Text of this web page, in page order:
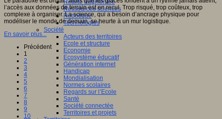
Réalité augmentée
Ressources sciences
Robotique
Technologies
Société
Acteurs des territoires
Ecole et structure
Economie
Ecosystème éducatif
Génération internet
Handicap
Mondialisation
Normes scolaires
Regards sur l’Ecole
Santé
Société connectée
Territoires et projets
l’accès aux données de terrain est en recul. Trop risqué, trop coûteux, trop
complexe à organiser. La science, qui a besoin d’ancrage physique pour
modéliser le monde de demain, se heurte à un mur logistique.
En savoir plus...
Précédent
1
2
3
4
5
6
7
8
9
10